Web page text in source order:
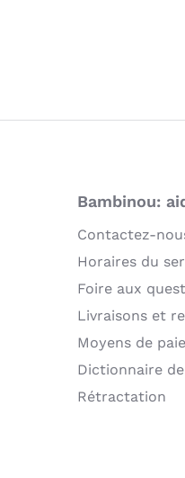
Bambinou:
Contactez-
Horaires du
Foire aux
Livraisons et
Moyens de
Dictionnaire
Rétractation